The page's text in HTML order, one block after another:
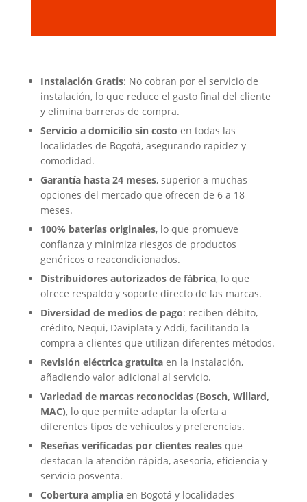
Instalación Gratis: No cobran por el servicio de
instalación, lo que reduce el gasto final del cliente
y elimina barreras de compra.
Servicio a domicilio sin costo en todas las
localidades de Bogotá, asegurando rapidez y
comodidad.
Garantía hasta 24 meses, superior a muchas
opciones del mercado que ofrecen de 6 a 18
meses.
100% baterías originales, lo que promueve
confianza y minimiza riesgos de productos
genéricos o reacondicionados.
Distribuidores autorizados de fábrica, lo que
ofrece respaldo y soporte directo de las marcas.
Diversidad de medios de pago: reciben débito,
crédito, Nequi, Daviplata y Addi, facilitando la
compra a clientes que utilizan diferentes métodos.
Revisión eléctrica gratuita en la instalación,
añadiendo valor adicional al servicio.
Variedad de marcas reconocidas (Bosch, Willard,
MAC), lo que permite adaptar la oferta a
diferentes tipos de vehículos y preferencias.
Reseñas verificadas por clientes reales que
destacan la atención rápida, asesoría, eficiencia y
servicio posventa.
Cobertura amplia en Bogotá y localidades